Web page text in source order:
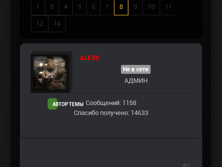
1 3 4 5 6 7 8 9 10 11
12 16
ALEXS
АВТОР ТЕМЫ
Не в сети
АДМИН
Сообщений: 1158
Спасибо получено: 14633